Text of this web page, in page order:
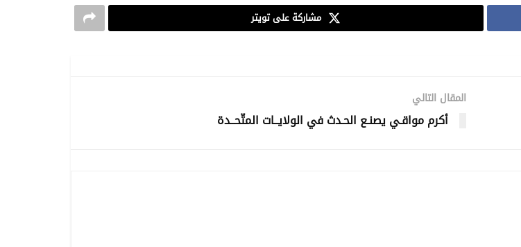
مشاركة على تويتر
المقال التالي
أكرم مواقـي يصنـع الحـدث في الولايــات المتّحــدة